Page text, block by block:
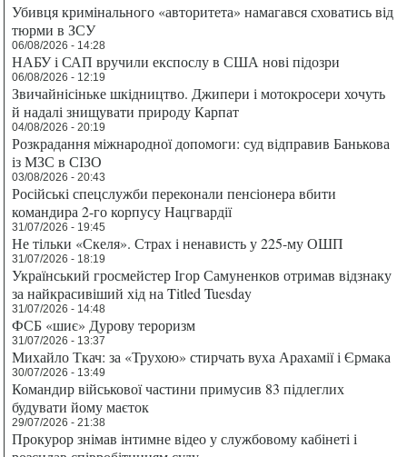
Убивця кримінального «авторитета» намагався сховатись від
тюрми в ЗСУ
06/08/2026 - 14:28
НАБУ і САП вручили експослу в США нові підозри
06/08/2026 - 12:19
Звичайнісіньке шкідництво. Джипери і мотокросери хочуть
й надалі знищувати природу Карпат
04/08/2026 - 20:19
Розкрадання міжнародної допомоги: суд відправив Банькова
із МЗС в СІЗО
03/08/2026 - 20:43
Російські спецслужби переконали пенсіонера вбити
командира 2-го корпусу Нацгвардії
31/07/2026 - 19:45
Не тільки «Скеля». Страх і ненависть у 225-му ОШП
31/07/2026 - 18:19
Український гросмейстер Ігор Самуненков отримав відзнаку
за найкрасивіший хід на Titled Tuesday
31/07/2026 - 14:48
ФСБ «шиє» Дурову тероризм
31/07/2026 - 13:37
Михайло Ткач: за «Трухою» стирчать вуха Арахамії і Єрмака
30/07/2026 - 13:49
Командир військової частини примусив 83 підлеглих
будувати йому маєток
29/07/2026 - 21:38
Прокурор знімав інтимне відео у службовому кабінеті і